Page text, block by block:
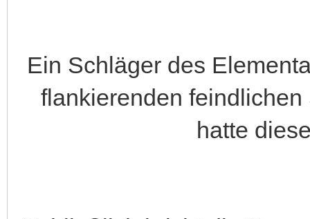
Ein Schläger des
flankierenden
hatte